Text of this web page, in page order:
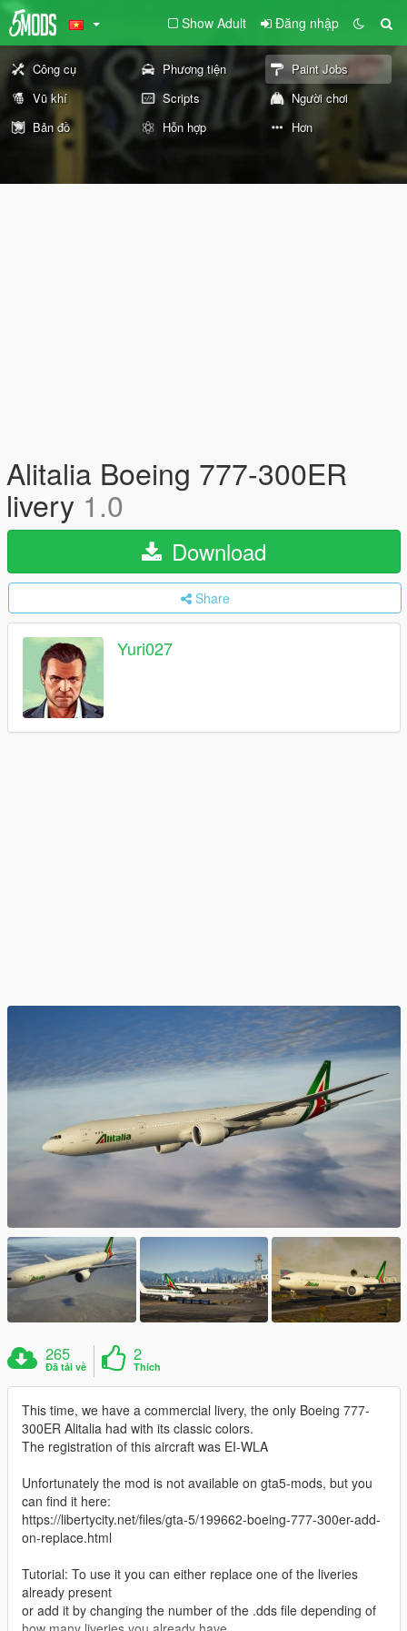
Show Adult Đăng nhập
Công cụ Phương tiện
Paint Jobs
Vũ khí
Scripts
Người chơi
Bản đồ
Hỗn hợp Hơn
Alitalia Boeing 777-300ER
livery 1.0
Download
Share
Yuri027
265
Đã tải về
2
Thích
This time, we have a commercial livery, the only Boeing 777-
300ER Alitalia had with its classic colors.
The registration of this aircraft was EI-WLA
Unfortunately the mod is not available on gta5-mods, but you
can find it here:
https://libertycity.net/files/gta-5/199662-boeing-777-300er-add-
on-replace.html
Tutorial: To use it you can either replace one of the liveries
already present
or add it by changing the number of the .dds file depending of